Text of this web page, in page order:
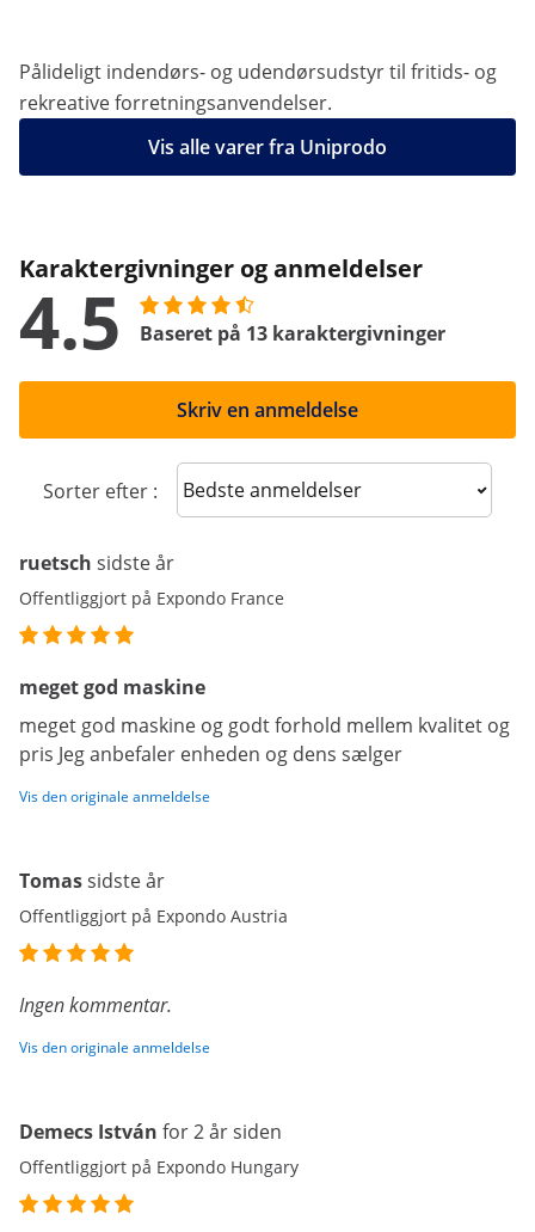
Pålideligt indendørs- og udendørsudstyr til fritids- og
rekreative forretningsanvendelser.
Vis alle varer fra Uniprodo
Karaktergivninger og anmeldelser
4.5 Baseret på 13 karaktergivninger
Skriv en anmeldelse
Sorter efter : Sort reviews
ruetsch sidste år
Offentliggjort på Expondo France
meget god maskine
meget god maskine og godt forhold mellem kvalitet og
pris Jeg anbefaler enheden og dens sælger
Vis den originale anmeldelse
Tomassidste år
Offentliggjort på Expondo Austria
Ingen kommentar.
Vis den originale anmeldelse
Demecs István for 2 år siden
Offentliggjort på Expondo Hungary